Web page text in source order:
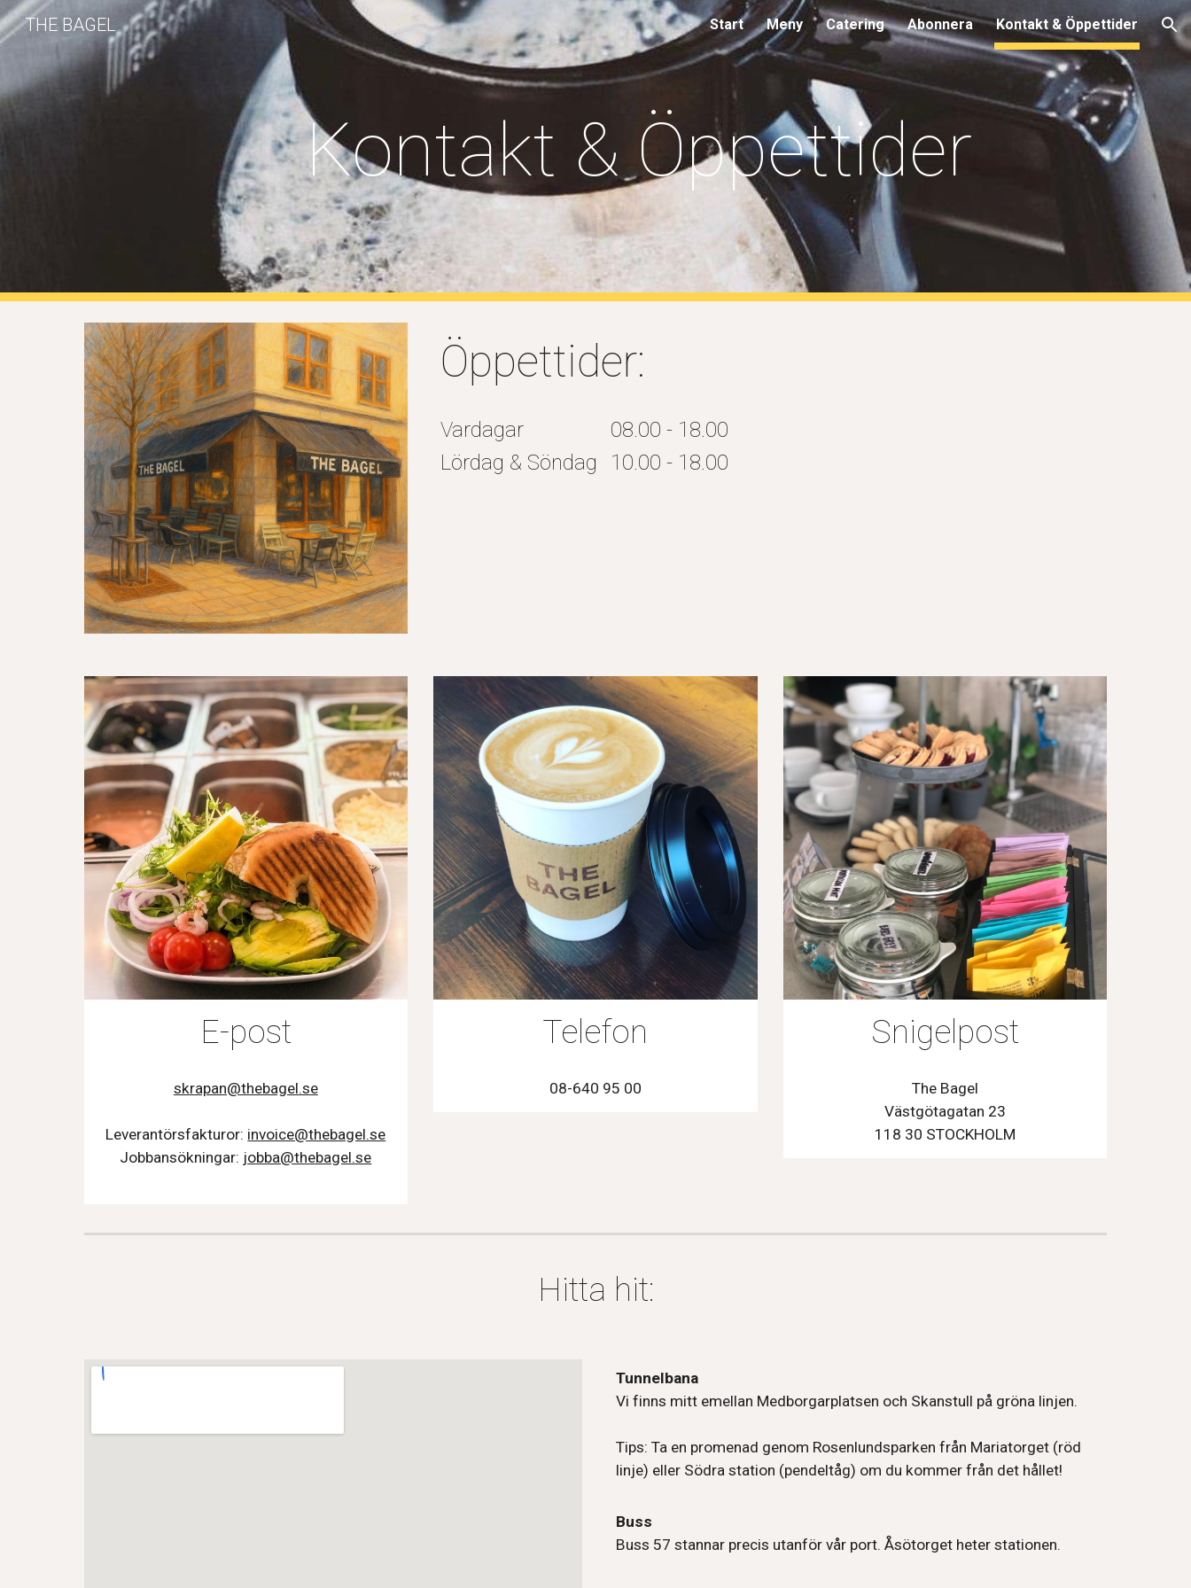
Skip to main content Skip to navigation
THE BAGEL Start Meny Catering Abonnera Kontakt & Öppettider
Kontakt & Öppettider
Öppettider:
Vardagar
08.00 - 18.00
Lördag & Söndag
10.00 - 18.00
E-post
skrapan@thebagel.se
Leverantörsfakturor: invoice@thebagel.se
Jobbansökningar: jobba@thebagel.se
Telefon
08-640 95 00
Snigelpost
The Bagel
Västgötagatan 23
118 30 STOCKHOLM
Hitta hit:
Tunnelbana
Vi finns mitt emellan Medborgarplatsen och Skanstull på gröna linjen.
Tips: Ta en promenad genom Rosenlundsparken från Mariatorget (röd
linje) eller Södra station (pendeltåg) om du kommer från det hållet!
Buss
Buss 57 stannar precis utanför vår port. Åsötorget heter stationen.